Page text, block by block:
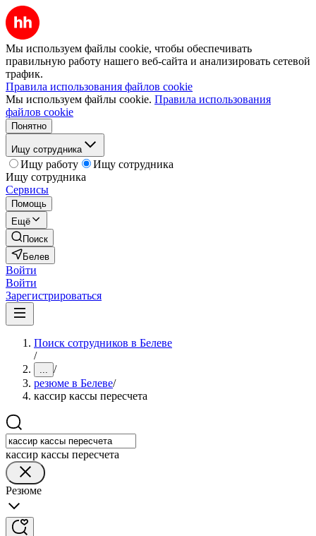
Мы используем файлы cookie, чтобы обеспечивать
правильную работу нашего веб-сайта и анализировать сетевой
трафик.
Правила использования файлов cookie
Мы используем файлы cookie. Правила использования
файлов cookie
Понятно
Ищу сотрудника
Ищу работу
Ищу сотрудника
Ищу сотрудника
Сервисы
Помощь
Ещё
Поиск
Белев
Войти
Войти
Зарегистрироваться
Поиск сотрудников в Белеве
/
... /
резюме в Белеве/
кассир кассы пересчета
кассир кассы пересчета
Резюме